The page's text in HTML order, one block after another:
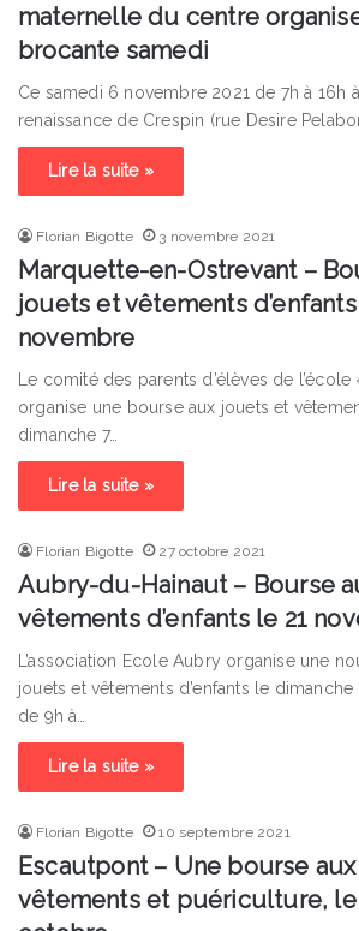
maternelle du centre
brocante samedi
Ce samedi 6 novembre 2021 de 7h à 16h
renaissance de Crespin (rue Desire
Lire la suite »
Florian Bigotte 3 novembre 2021
Marquette-en-Ostrevant –
jouets et vêtements
novembre
Le comité des parents d’élèves de
organise une bourse aux jouets et
dimanche 7…
Lire la suite »
Florian Bigotte 27 octobre 2021
Aubry-du-Hainaut – Bourse
vêtements d’enfants le 21
L’association Ecole Aubry organise une
jouets et vêtements d’enfants le dimanche
de 9h à…
Lire la suite »
Florian Bigotte 10 septembre 2021
Escautpont – Une bourse
vêtements et puériculture, le